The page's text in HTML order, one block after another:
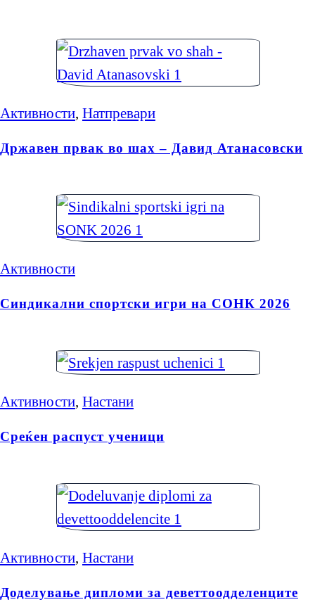
Активности Натпревари
Државен првак во шах – Давид Атанасовски
Активности
Синдикални спортски игри на СОНК 2026
Активности, Настани
Среќен распуст ученици
Активности, Настани
Доделување дипломи за деветтоодделенците